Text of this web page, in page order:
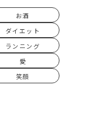
お酒
ダイエット
ランニング
愛
笑顔